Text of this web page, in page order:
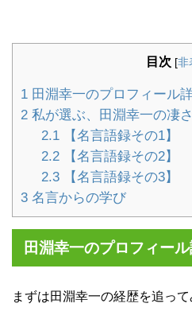
目次 [非
1 田淵幸一のプロフィール
2 私が選ぶ、田淵幸一の凄
2.1【名言語録その1】
2.2【名言語録その2】
2.3【名言語録その3】
3 名言からの学び
田淵幸一のプロフィー
まずは田淵幸一の経歴を追って